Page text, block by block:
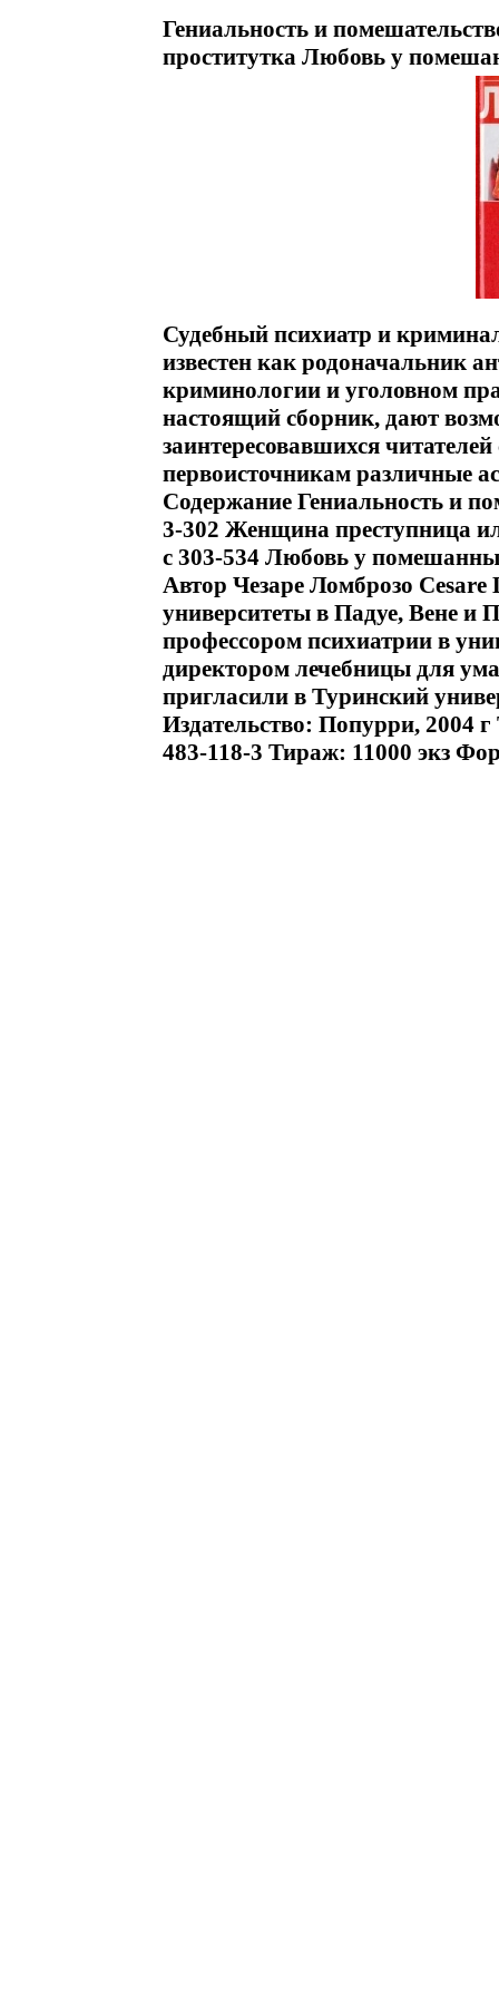
Гениальность и
проститутка Любовь у
Судебный психиатр и
известен как родоначальник
криминологии и уголовном
настоящий сборник, дают
заинтересовавшихся
первоисточникам различные
Содержание Гениальность и
3-302 Женщина преступница
c 303-534 Любовь у
Автор Чезаре Ломброзо
университеты в Падуе, Вене и
профессором психиатрии в
директором лечебницы для
пригласили в Туринский
Издательство: Попурри, 2004
483-118-3 Тираж: 11000 экз